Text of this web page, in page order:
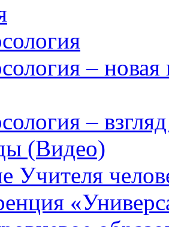
–
–
(Видео)
Учителя